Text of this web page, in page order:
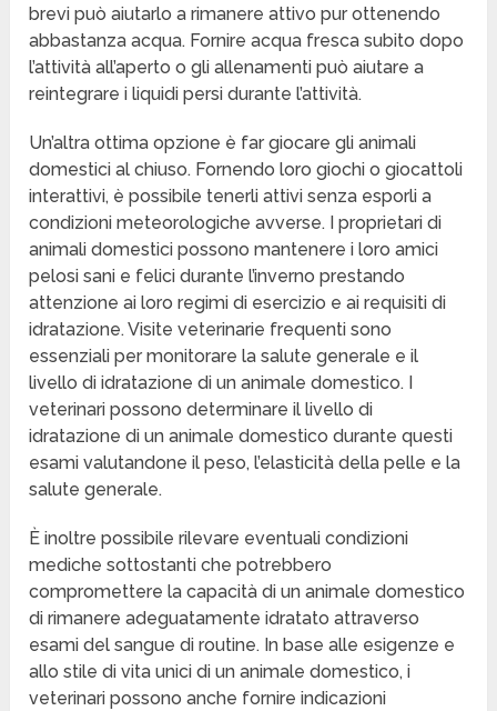
brevi può aiutarlo a rimanere attivo pur ottenendo
abbastanza acqua. Fornire acqua fresca subito dopo
l’attività all’aperto o gli allenamenti può aiutare a
reintegrare i liquidi persi durante l’attività.
Un’altra ottima opzione è far giocare gli animali
domestici al chiuso. Fornendo loro giochi o giocattoli
interattivi, è possibile tenerli attivi senza esporli a
condizioni meteorologiche avverse. I proprietari di
animali domestici possono mantenere i loro amici
pelosi sani e felici durante l’inverno prestando
attenzione ai loro regimi di esercizio e ai requisiti di
idratazione. Visite veterinarie frequenti sono
essenziali per monitorare la salute generale e il
livello di idratazione di un animale domestico. I
veterinari possono determinare il livello di
idratazione di un animale domestico durante questi
esami valutandone il peso, l’elasticità della pelle e la
salute generale.
È inoltre possibile rilevare eventuali condizioni
mediche sottostanti che potrebbero
compromettere la capacità di un animale domestico
di rimanere adeguatamente idratato attraverso
esami del sangue di routine. In base alle esigenze e
allo stile di vita unici di un animale domestico, i
veterinari possono anche fornire indicazioni